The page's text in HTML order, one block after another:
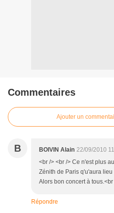
Commentaires
Ajouter un
B BOIVIN Alain 22/09/2010
<br /> <br /> Ce n'est plus
Zénith de Paris q'u'aura
Alors bon concert à
Répondre